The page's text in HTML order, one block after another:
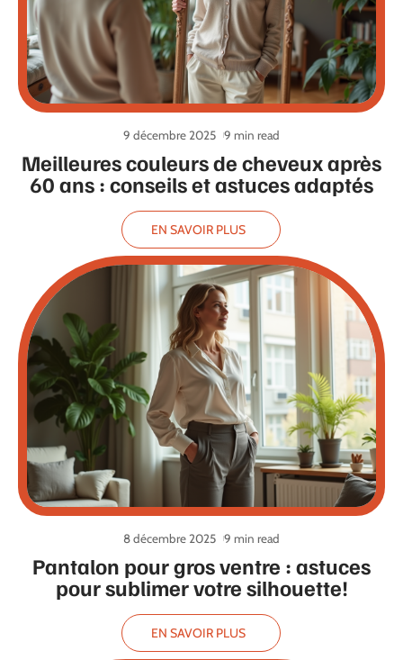
Meilleures couleurs de cheveux après
60 ans : conseils et astuces adaptés
9 décembre 2025 9 min read
EN SAVOIR PLUS
Pantalon pour gros ventre : astuces
pour sublimer votre silhouette!
8 décembre 2025 9 min read
EN SAVOIR PLUS